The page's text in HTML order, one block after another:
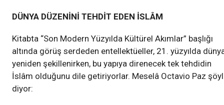
DÜNYA DÜZENİNİ TEHDİT EDEN İSLÂM
Kitabta “Son Modern Yüzyılda Kültürel Akımlar” başlığı
altında görüş serdeden entellektüeller, 21. yüzyılda
yeniden şekillenirken, bu yapıya direnecek tek tehdidin
İslâm olduğunu dile getiriyorlar. Meselâ Octavio Paz
diyor: